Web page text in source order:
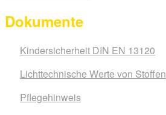
Dokumente
Kindersicherheit DIN EN 13120
Lichttechnische Werte von Stoffen
Pflegehinweis